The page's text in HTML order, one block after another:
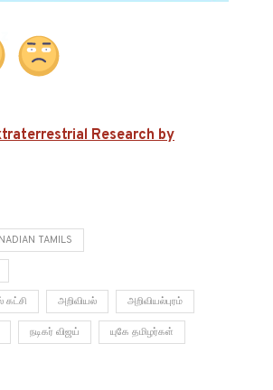
Research by
TAMILS
கட்சி அறிவியல் அறிவியல்புரம்
நடிகர் விஜய் யுகே தமிழர்கள்